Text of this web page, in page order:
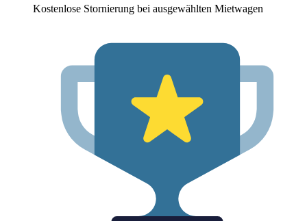
Kostenlose Stornierung bei ausgewählten Mietwagen